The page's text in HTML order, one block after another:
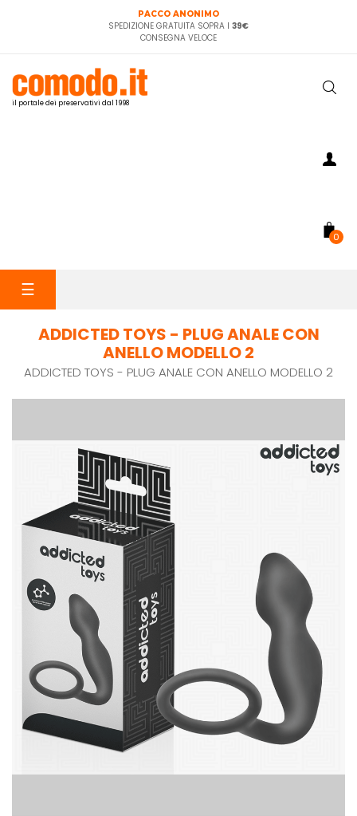
PACCO ANONIMO
SPEDIZIONE GRATUITA SOPRA I 39€
CONSEGNA VELOCE
il portale dei preservativi dal 1998
0
navigazione
☰
ADDICTED TOYS - PLUG ANALE CON
ANELLO MODELLO 2
ADDICTED TOYS - PLUG ANALE CON ANELLO MODELLO 2